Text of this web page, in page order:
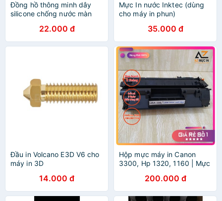
Đồng hồ thông minh dây
silicone chống nước màn
Pikachu Mickey Winnie The
Pooh cho bé
22.000 đ
Mực In nước Inktec (dùng
cho máy in phun)
35.000 đ
Đầu in Volcano E3D V6 cho
máy in 3D
14.000 đ
Hộp mực máy in Canon
3300, Hp 1320, 1160 | Mực
Tháng] Bản in đẹp, In được
2000 trang
200.000 đ